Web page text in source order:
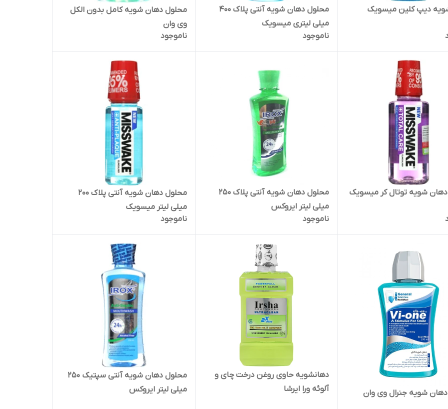
دیپ کلین میسویک
محلول دهان شویه آنتی پلاک 400
میلی لیتری میسویک
ناموجود
محلول دهان شویه کامل بدون الکل
وی وان
ناموجود
شویه توتال کر میسویک
محلول دهان شویه آنتی پلاک 250
میلی لیتر ایروکس
ناموجود
محلول دهان شویه آنتی پلاک 200
میلی لیتر میسویک
ناموجود
شویه جنرال وی وان
دهانشویه حاوی روغن درخت چای و
آلوئه ورا ایرشا
محلول دهان شویه آنتی سپتیک 250
میلی لیتر ایروکس